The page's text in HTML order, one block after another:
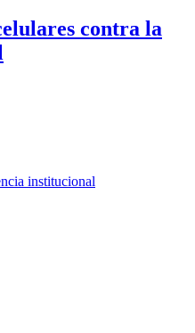
contra la
institucional